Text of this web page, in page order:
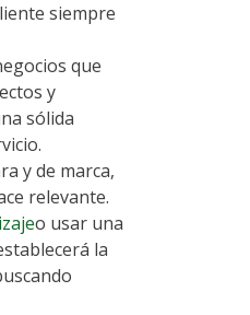
siempre
que
y
sólida
y de marca,
relevante.
o usar una
la